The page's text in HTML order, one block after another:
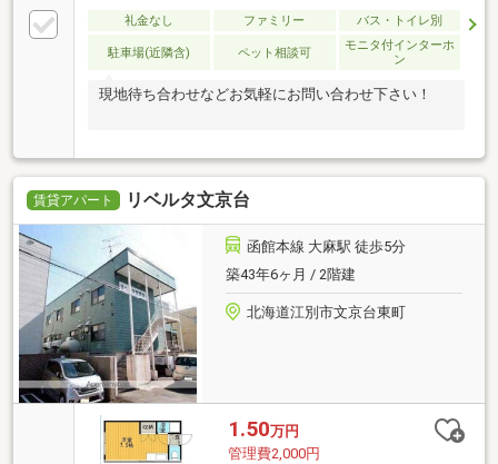
礼金なし ファミリー バス・トイレ別
駐車場(近隣含) ペット相談可
モニタ付インターホ
ン
現地待ち合わせなどお気軽にお問い合わせ下さい！
賃貸アパート リベルタ文京台
函館本線 大麻駅 徒歩5分
築43年6ヶ月 / 2階建
北海道江別市文京台東町
1.50万円
管理費2,000円